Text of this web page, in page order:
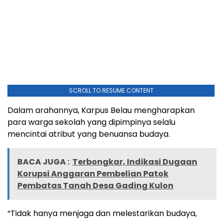
SCROLL TO RESUME CONTENT
Dalam arahannya, Karpus Belau mengharapkan
para warga sekolah yang dipimpinya selalu
mencintai atribut yang benuansa budaya.
BACA JUGA : Terbongkar, Indikasi Dugaan
Korupsi Anggaran Pembelian Patok
Pembatas Tanah Desa Gading Kulon
“Tidak hanya menjaga dan melestarikan budaya,